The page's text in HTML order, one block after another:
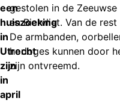
een
huiszoeking
in
Utrecht
zijn
in
april
gestolen in de
en Biervliet. Van de
De armbanden,
horloges kunnen door
zijn ontvreemd.